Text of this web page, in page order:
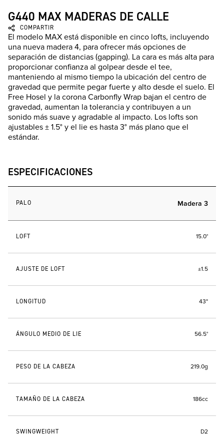
G440 MAX MADERAS DE CALLE
COMPARTIR
El modelo MAX está disponible en cinco lofts, incluyendo
una nueva madera 4, para ofrecer más opciones de
separación de distancias (gapping). La cara es más alta para
proporcionar confianza al golpear desde el tee,
manteniendo al mismo tiempo la ubicación del centro de
gravedad que permite pegar fuerte y alto desde el suelo. El
Free Hosel y la corona Carbonfly Wrap bajan el centro de
gravedad, aumentan la tolerancia y contribuyen a un
sonido más suave y agradable al impacto. Los lofts son
ajustables ± 1.5° y el lie es hasta 3° más plano que el
estándar.
ESPECIFICACIONES
PALO Madera 3
LOFT 15.0°
AJUSTE DE LOFT ±1.5
LONGITUD 43"
ÁNGULO MEDIO DE LIE 56.5°
PESO DE LA CABEZA 219.0g
TAMAÑO DE LA CABEZA 186cc
SWINGWEIGHT D2